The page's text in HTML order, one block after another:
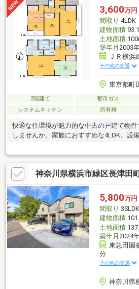
┗┻━━━━━━━━━━━━━━━━━・大
ルークローゼット２か所！・２部屋から
広めのキッチン・リビングイン階段
3,600万円
間取り 4LDK
建物面積
土地面積
築年月 2003
ＪＲ横浜
その他の交通
東京都町
2階建て 都市ガス
システムキッチン
所有権
快適な住環境が魅力的な中古の戸建て物
しませんか。家族におすすめな4LDK。設
付きの物件はいかがでしょうか。お庭が
んがいるご家族でも安心して遊ぶことが
にあるので複数人でも快適に暮らせます
神奈川県横浜市緑区長津田
5,800万円
間取り 3SLDK
建物面積
土地面積
築年月 2024
東急田園
分
その他の交通
神奈川県